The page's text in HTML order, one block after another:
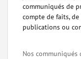
communiqués de
compte de faits,
publications ou
Nos